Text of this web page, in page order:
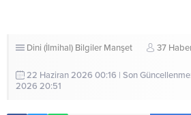
Dini (İlmihal) Bilgiler Manşet 37
22 Haziran 2026 00:16 | Son
2026 20:51